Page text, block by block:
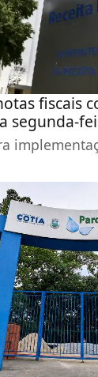
fiscais
segunda-